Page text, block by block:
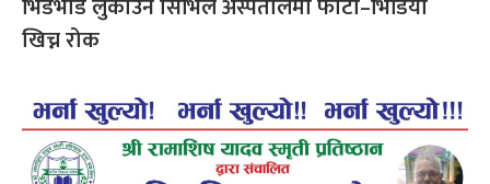
भिडभाड लुकाउन सिभिल अस्पतालमा फोटो–भिडियो
खिच्न रोक